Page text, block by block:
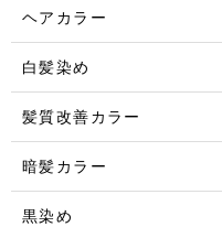
ヘアカラー
白髪染め
髪質改善カラー
暗髪カラー
黒染め